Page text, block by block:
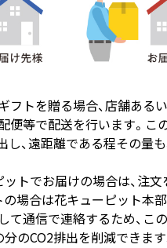
フトを贈る場合、店舗ある
便等で配送を行います。こ
し、遠距離である程その量
ットでお届けの場合は、注
の場合は花キューピット本部
通信で連絡するため、この
のCO2排出を削減できます